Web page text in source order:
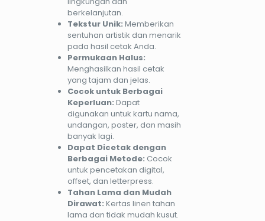
berkelanjutan.
Tekstur Unik: Memberikan
sentuhan artistik dan menarik
pada hasil cetak Anda.
Permukaan Halus:
Menghasilkan hasil cetak
yang tajam dan jelas.
Cocok untuk Berbagai
Keperluan: Dapat
digunakan untuk kartu nama,
undangan, poster, dan masih
banyak lagi.
Dapat Dicetak dengan
Berbagai Metode: Cocok
untuk pencetakan digital,
offset, dan letterpress.
Tahan Lama dan Mudah
Dirawat: Kertas linen tahan
lama dan tidak mudah kusut.